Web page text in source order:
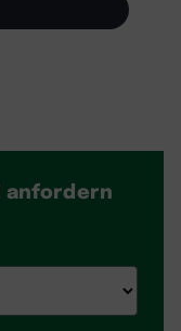
anfordern